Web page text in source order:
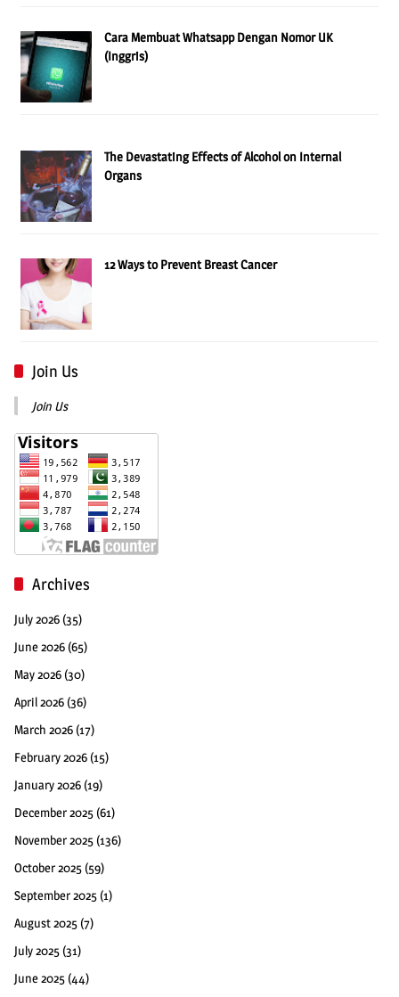
Cara Membuat Whatsapp Dengan Nomor UK
(Inggris)
The Devastating Effects of Alcohol on Internal
Organs
12 Ways to Prevent Breast Cancer
Join Us
Join Us
Archives
July 2026 (35)
June 2026 (65)
May 2026 (30)
April 2026 (36)
March 2026 (17)
February 2026 (15)
January 2026 (19)
December 2025 (61)
November 2025 (136)
October 2025 (59)
September 2025 (1)
August 2025 (7)
July 2025 (31)
June 2025 (44)